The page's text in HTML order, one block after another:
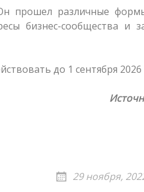
прошел различные
бизнес-сообщества и
до 1 сентября 2026
29 ноября,